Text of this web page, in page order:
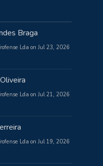
Braga
Lda on Jul 23, 2026
Lda on Jul 21, 2026
Lda on Jul 19, 2026